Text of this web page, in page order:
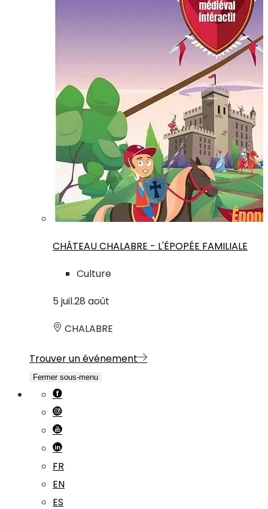
CHÂTEAU CHALABRE - L'ÉPOPÉE FAMILIALE
Culture
5 juil.28 août
CHALABRE
Trouver un événement
Fermer sous-menu
FR
EN
ES